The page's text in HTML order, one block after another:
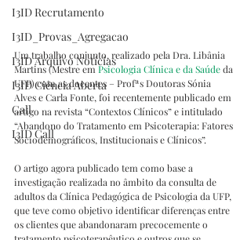
I3ID Recrutamento
I3ID_Provas_Agregacao
I3ID Arquivo Notícias
I3ID Ciência Aberta
Call
I3ID Call
Um trabalho conjunto, realizado pela Dra. Libânia
Martins (Mestre em Psicologia Clínica e da Saúde da
UFP) com as docentes – Profªs Doutoras Sónia
Alves e Carla Fonte, foi recentemente publicado em
artigo na revista “Contextos Clínicos” e intitulado
“Abandono do Tratamento em Psicoterapia: Fatores
Sociodemográficos, Institucionais e Clínicos”.
O artigo agora publicado tem como base a
investigação realizada no âmbito da consulta de
adultos da Clínica Pedagógica de Psicologia da UFP,
que teve como objetivo identificar diferenças entre
os clientes que abandonaram precocemente o